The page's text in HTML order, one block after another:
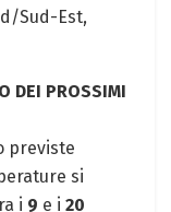
Sud-Est,
DEI PROSSIMI
previste
si
i 9 e i 20